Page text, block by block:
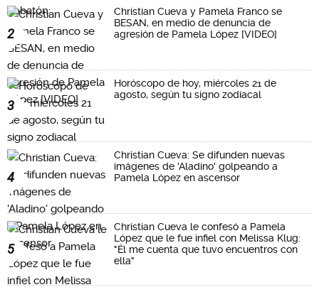
2
Christian Cueva y Pamela Franco se
BESAN, en medio de denuncia de
agresión de Pamela López [VIDEO]
3
Horóscopo de hoy, miércoles 21 de
agosto, según tu signo zodiacal
4
Christian Cueva: Se difunden nuevas
imágenes de 'Aladino' golpeando a
Pamela López en ascensor
5
Christian Cueva le confesó a Pamela
López que le fue infiel con Melissa Klug:
"Él me cuenta que tuvo encuentros con
ella"